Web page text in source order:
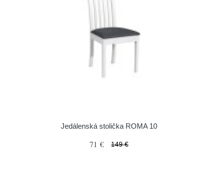
Jedálenská stolička ROMA 10
71 € 149 €